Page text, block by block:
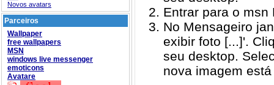
Novos avatars
Parceiros
Wallpaper
free wallpapers
MSN
windows live messenger
emoticons
Avatare
Entrar para o msn
No Mensageiro
exibir foto [...]'.
seu desktop.
nova imagem